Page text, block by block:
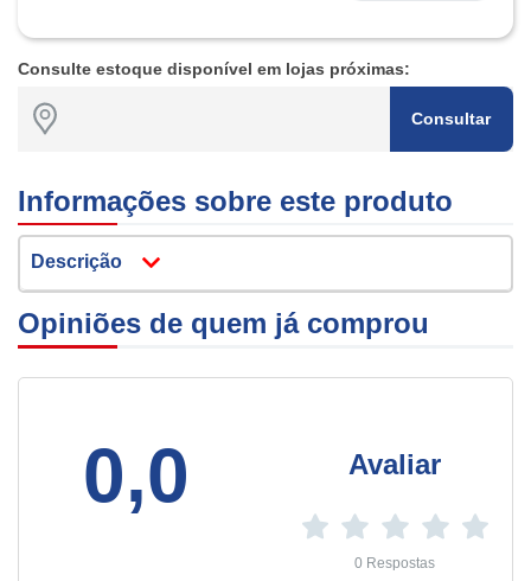
Consulte estoque disponível em lojas próximas:
Consultar
Informações sobre este produto
Descrição
Opiniões de quem já comprou
0,0 Avaliar
0 Respostas